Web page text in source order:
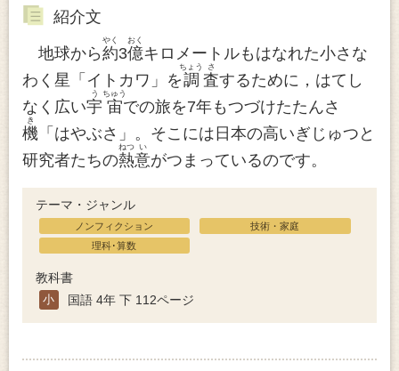
紹介文
地球から約
やく
3億
おく
キロメートルもはなれた小さな
わく星「イトカワ」を調
ちょう
査
さ
するために，はてし
なく広い宇
う
宙
ちゅう
での旅を7年もつづけたたんさ
機
き
「はやぶさ」。そこには日本の高いぎじゅつと
研究者たちの熱
ねつ
意
い
がつまっているのです。
テーマ・ジャンル
ノンフィクション
技術・家庭
理科･算数
教科書
小 国語 4年 下 112ページ